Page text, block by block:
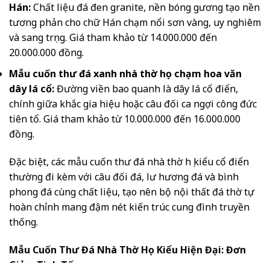
Hán:Chất liệu đá đen granite, nền bóng gương tạo nền
tương phản cho chữ Hán chạm nổi sơn vàng, uy nghiêm
và sang trọng. Giá tham khảo từ 14.000.000 đến
20.000.000 đồng.
Mẫu cuốn thư đá xanh nhà thờ họ chạm hoa văn
dây lá cổ:Đường viền bao quanh là dây lá cổ điển,
chính giữa khắc gia hiệu hoặc câu đối ca ngợi công đức
tiên tổ. Giá tham khảo từ 10.000.000 đến 16.000.000
đồng.
Đặc biệt, các mẫu cuốn thư đá nhà thờ họ kiểu cổ điển
thường đi kèm với câu đối đá, lư hương đá và bình
phong đá cùng chất liệu, tạo nên bộ nội thất đá thờ tự
hoàn chỉnh mang đậm nét kiến trúc cung đình truyền
thống.
Mẫu Cuốn Thư Đá Nhà Thờ Họ Kiểu Hiện Đại: Đơn